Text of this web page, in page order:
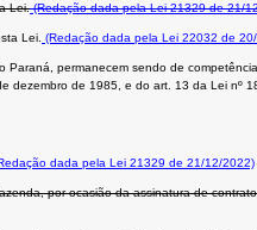
Lei.(Redação dada pela Lei 21329 de 21/
Lei. (Redação dada pela Lei 22032 de
permanecem sendo de
dezembro de 1985, e do art. 13 da Lei nº
dada pela Lei 21329 de 21/12/2022)
por ocasião da assinatura de